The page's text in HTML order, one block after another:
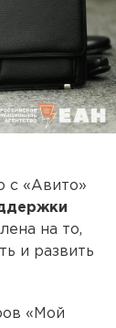
с «Авито»
на то,
и развить
«Мой